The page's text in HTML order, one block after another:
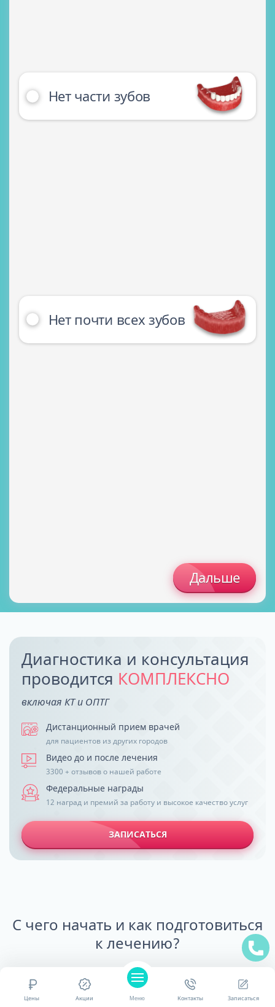
Нет части зубов
Нет почти всех зубов
Дальше
Диагностика и консультация
проводится КОМПЛЕКСНО
включая КТ и ОПТГ
Дистанционный прием врачей
для пациентов из других городов
Видео до и после лечения
3300 + отзывов о нашей работе
Федеральные награды
12 наград и премий за работу и высокое качество услуг
ЗАПИСАТЬСЯ
С чего начать и как подготовиться
к лечению?
ДАРИМ КНИГУ
Цены Акции Меню Контакты Записаться